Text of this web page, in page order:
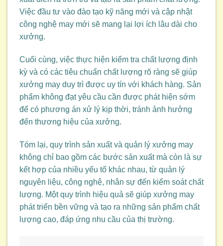
Việc đầu tư vào đào tạo kỹ năng mới và cập nhật
công nghệ may mới sẽ mang lại lợi ích lâu dài cho
xưởng.
Cuối cùng, việc thực hiện kiểm tra chất lượng định
kỳ và có các tiêu chuẩn chất lượng rõ ràng sẽ giúp
xưởng may duy trì được uy tín với khách hàng. Sản
phẩm không đạt yêu cầu cần được phát hiện sớm
để có phương án xử lý kịp thời, tránh ảnh hưởng
đến thương hiệu của xưởng.
Tóm lại, quy trình sản xuất và quản lý xưởng may
không chỉ bao gồm các bước sản xuất mà còn là sự
kết hợp của nhiều yếu tố khác nhau, từ quản lý
nguyên liệu, công nghệ, nhân sự đến kiểm soát chất
lượng. Một quy trình hiệu quả sẽ giúp xưởng may
phát triển bền vững và tạo ra những sản phẩm chất
lượng cao, đáp ứng nhu cầu của thị trường.